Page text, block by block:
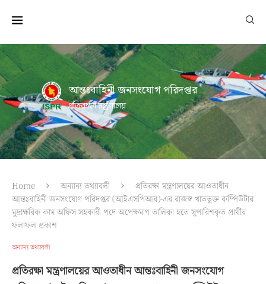
আন্তঃবাহিনী জনসংযোগ পরিদপ্তর
প্রতিরক্ষা মন্ত্রণালয়
Home অন্যান্য তথ্যাবলী
প্রতিরক্ষা মন্ত্রণালয়ের আওতাধীন
আন্তঃবাহিনী জনসংযোগ পরিদপ্তর (আইএসপিআর)-এর রাজস্ব খাতভুক্ত কম্পিউটার
মুদ্রাক্ষরিক কাম অফিস সহকারী পদে অপেক্ষমাণ তালিকা হতে সুপারিশকৃত প্রার্থীর
ফলাফল প্রকাশ
অন্যান্য তথ্যাবলী
প্রতিরক্ষা মন্ত্রণালয়ের আওতাধীন আন্তঃবাহিনী জনসংযোগ